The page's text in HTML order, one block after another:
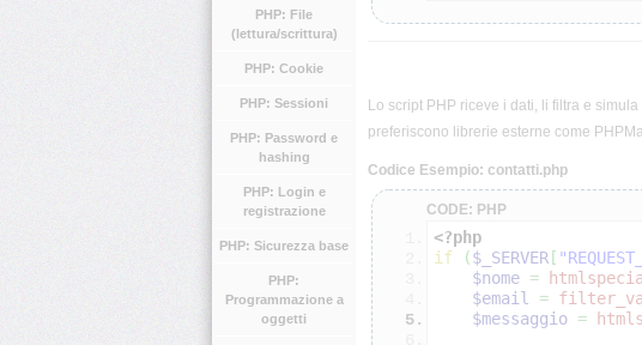
PHP: File
(lettura/scrittura)
PHP: Cookie
PHP: Sessioni
PHP: Password e
hashing
PHP: Login e
registrazione
PHP: Sicurezza base
PHP:
Programmazione a
oggetti
Lo script PHP riceve i dati, li filtra e
preferiscono librerie esterne come
Codice Esempio: contatti.php
CODE: PHP
<?php
if
($_SERVER[
$nome =
$email
=
$messaggio =